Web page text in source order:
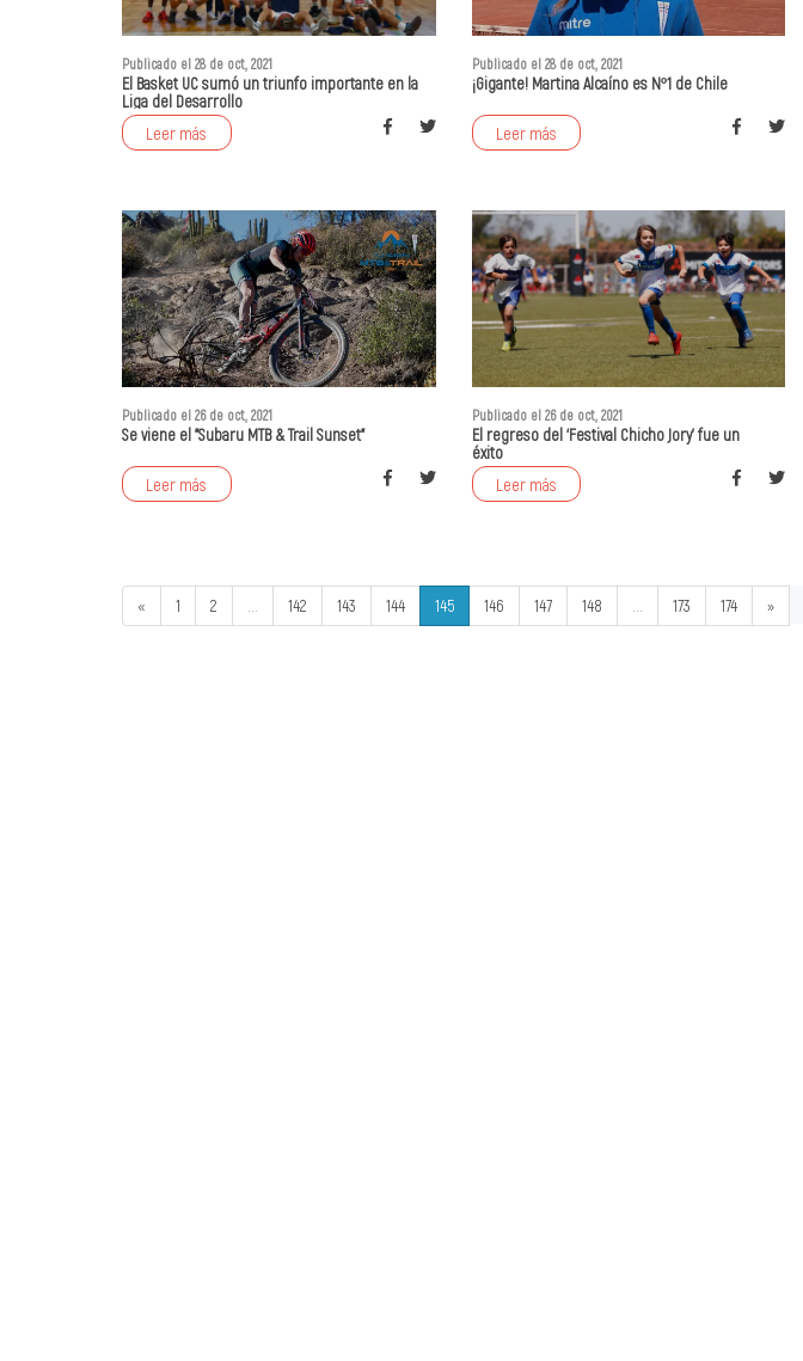
Publicado el 28 de oct, 2021
El Basket UC sumó un triunfo importante en la
Liga del Desarrollo
Leer más
Publicado el 28 de oct, 2021
¡Gigante! Martina Alcaíno es Nº1 de Chile
Leer más
Publicado el 26 de oct, 2021
Se viene el "Subaru MTB & Trail Sunset"
Leer más
Publicado el 26 de oct, 2021
El regreso del ‘Festival Chicho Jory’ fue un
éxito
Leer más
« 1 2 142 143 144 145 146 147 148 173 174 »